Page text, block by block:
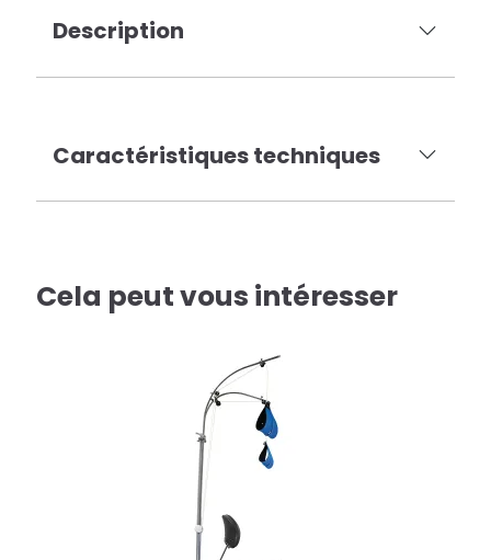
Description
Caractéristiques techniques
Cela peut vous intéresser